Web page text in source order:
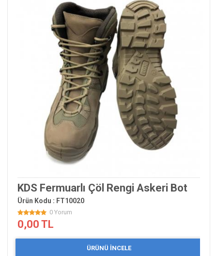
KDS Fermuarlı Çöl Rengi Askeri Bot
Ürün Kodu : FT10020
0 Yorum
0,00 TL
ÜRÜNÜ İNCELE